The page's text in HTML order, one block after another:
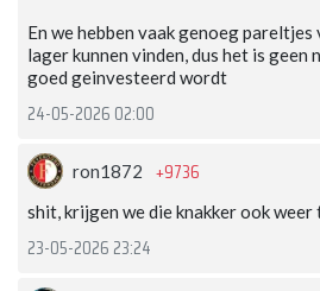
En we hebben vaak genoeg
lager kunnen vinden, dus het is
goed geinvesteerd wordt
24-05-2026 02:00
ron1872 +9736
shit, krijgen we die knakker ook weer
23-05-2026 23:24